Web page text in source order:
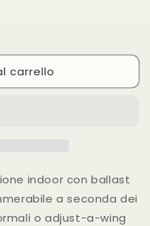
carrello
indoor con ballast
a seconda dei
o adjust-a-wing